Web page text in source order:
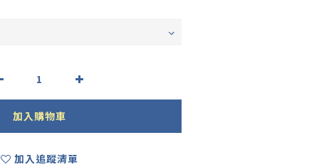
加入購物車
加入追蹤清單